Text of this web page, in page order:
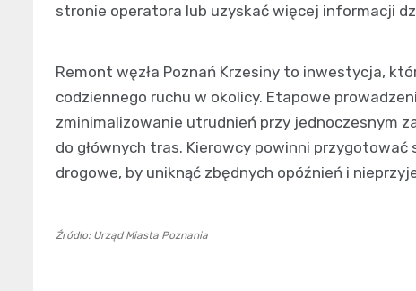
stronie operatora lub uzyskać więcej informacji
Remont węzła Poznań Krzesiny to inwestycja,
codziennego ruchu w okolicy. Etapowe
zminimalizowanie utrudnień przy jednoczesnym
do głównych tras. Kierowcy powinni
drogowe, by uniknąć zbędnych opóźnień i
Źródło: Urząd Miasta Poznania